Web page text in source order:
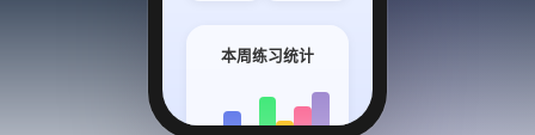
本周练习统计